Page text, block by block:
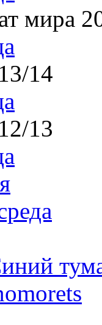
мира
14
13